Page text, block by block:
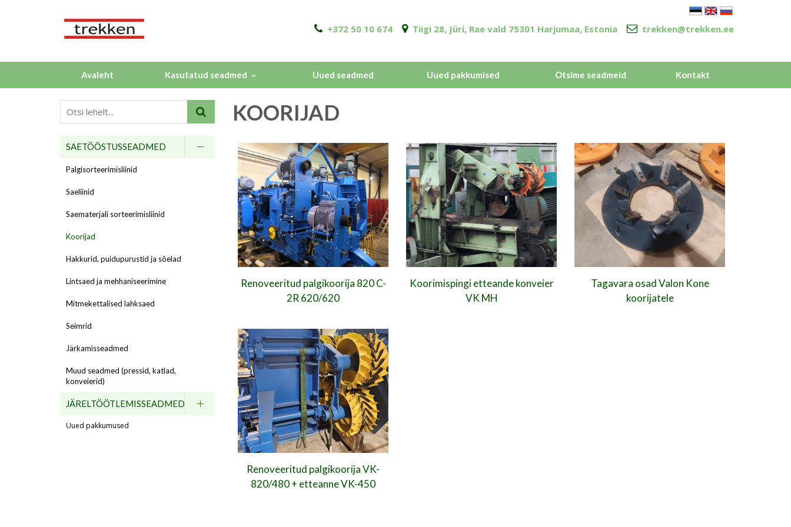
+372 50 10 674 Tiigi 28, Jüri, Rae vald 75301 Harjumaa, Estonia trekken@trekken.ee
Avaleht Kasutatud seadmed Uued seadmed Uued pakkumised Otsime seadmeid Kontakt
SAETÖÖSTUSSEADMED
Palgisorteerimisliinid
Saeliinid
Saematerjali sorteerimisliinid
Koorijad
Hakkurid, puidupurustid ja sõelad
Lintsaed ja mehhaniseerimine
Mitmekettalised lahksaed
Seimrid
Järkamisseadmed
Muud seadmed (pressid, katlad,
konveierid)
JÄRELTÖÖTLEMISSEADMED
Uued pakkumused
KOORIJAD
Renoveeritud palgikoorija 820 C-
2R 620/620
Koorimispingi etteande konveier
VK MH
Tagavara osad Valon Kone
koorijatele
Renoveeritud palgikoorija VK-
820/480 + etteanne VK-450